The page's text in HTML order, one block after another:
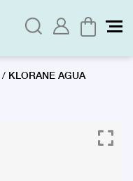
/ KLORANE AGUA